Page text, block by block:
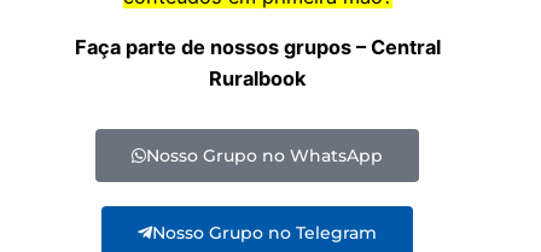
Faça parte de nossos grupos – Central
Ruralbook
Nosso Grupo no WhatsApp
Nosso Grupo no Telegram